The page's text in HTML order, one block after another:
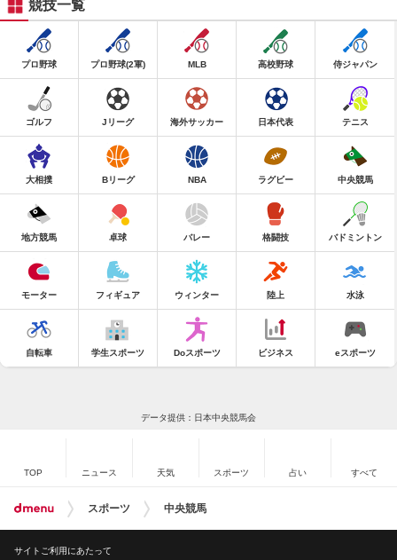
競技一覧
プロ野球 プロ野球(2軍) MLB 高校野球 侍ジャパン
ゴルフ Jリーグ 海外サッカー 日本代表 テニス
大相撲 Bリーグ NBA ラグビー 中央競馬
地方競馬 卓球 バレー 格闘技 バドミントン
モーター フィギュア ウィンター 陸上 水泳
自転車 学生スポーツ Doスポーツ ビジネス eスポーツ
データ提供：日本中央競馬会
TOP ニュース 天気 スポーツ 占い すべて
スポーツ 中央競馬
サイトご利用にあたって